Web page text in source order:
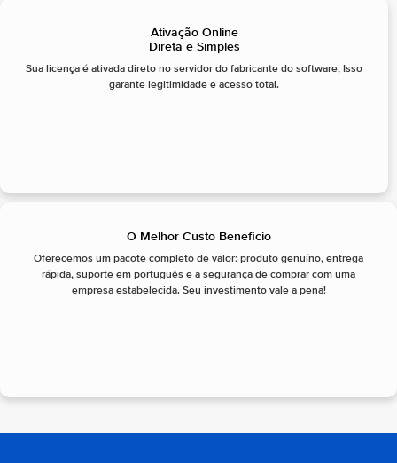
Ativação Online
Direta e Simples
Sua licença é ativada direto no servidor do fabricante do software, Isso
garante legitimidade e acesso total.
O Melhor Custo Beneficio
Oferecemos um pacote completo de valor: produto genuíno, entrega
rápida, suporte em português e a segurança de comprar com uma
empresa estabelecida. Seu investimento vale a pena!